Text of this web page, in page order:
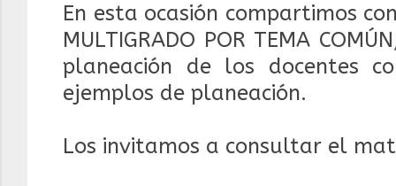
En esta ocasión compartimos
MULTIGRADO POR TEMA
planeación de los docentes
ejemplos de planeación.
Los invitamos a consultar el